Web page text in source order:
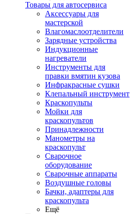
Товары для автосервиса
Аксессуары для
мастерской
Влагомаслоотделители
Зарядные устройства
Индукционные
нагреватели
Инструменты для
правки вмятин кузова
Инфракрасные сушки
Клепальный инструмент
Краскопульты
Мойки для
краскопультов
Принадлежности
Манометры на
краскопульт
Сварочное
оборудование
Сварочные аппараты
Воздушные головы
Бачки, адаптеры для
краскопульта
Ещё